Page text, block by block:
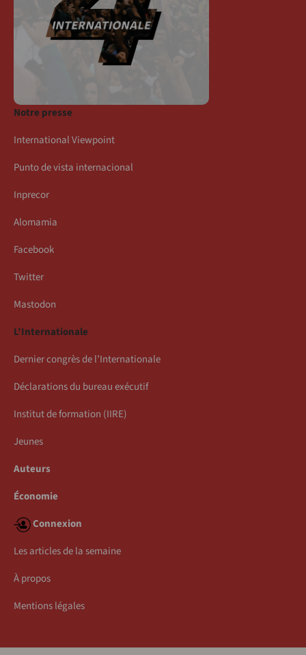
Notre presse
International Viewpoint
Punto de vista internacional
Inprecor
Alomamia
Facebook
Twitter
Mastodon
L’Internationale
Dernier congrès de l’Internationale
Déclarations du bureau exécutif
Institut de formation (IIRE)
Jeunes
Auteurs
Économie
Connexion
Les articles de la semaine
À propos
Mentions légales